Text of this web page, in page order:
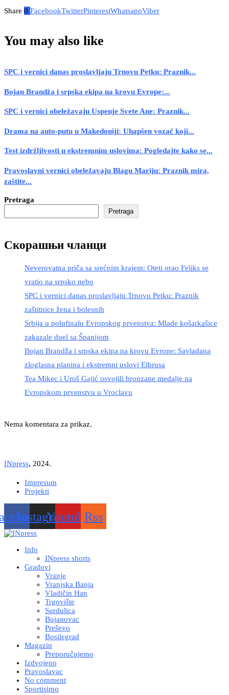
Share 0 FacebookTwitterPinterestWhatsappViber
You may also like
SPC i vernici danas proslavljaju Trnovu Petku: Praznik...
Bojan Brandža i srpska ekipa na krovu Evrope:...
SPC i vernici obeležavaju Uspenje Svete Ane: Praznik...
Drama na auto-putu u Makedoniji: Uhapšen vozač koji...
Test izdržljivosti u ekstremnim uslovima: Pogledajte kako se...
Pravoslavni vernici obeležavaju Blagu Mariju: Praznik mira,
zaštite...
Pretraga
Pretraga
Скорашњи чланци
Neverovatna priča sa srećnim krajem: Oteti orao Feliks se
vratio na srpsko nebo
SPC i vernici danas proslavljaju Trnovu Petku: Praznik
zaštitnice žena i bolesnih
Srbija u polufinalu Evropskog prvenstva: Mlade košarkašice
zakazale duel sa Španijom
Bojan Brandža i srpska ekipa na krovu Evrope: Savladana
zloglasna planina i ekstremni uslovi Elbrusa
Tea Mikec i Uroš Gajić osvojili bronzane medalje na
Evropskom prvenstvu u Vroclavu
Nema komentara za prikaz.
INpress, 2024.
Impresum
Projekti
InstagramYoutubeRss
Info
INpress shorts
Gradovi
Vranje
Vranjska Banja
Vladičin Han
Trgovište
Surdulica
Bujanovac
Preševo
Bosilegrad
Magazin
Preporučujemo
Izdvojeno
Pravoslavac
No comment
Sportisimo